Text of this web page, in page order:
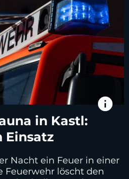
info
in Kastl:
Einsatz
Nacht ein Feuer in einer
Feuerwehr löscht den